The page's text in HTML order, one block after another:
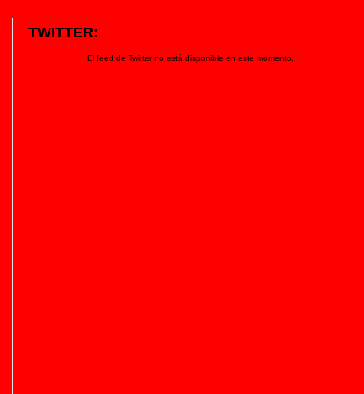
TWITTER:
El feed de Twitter no está disponible en este momento.